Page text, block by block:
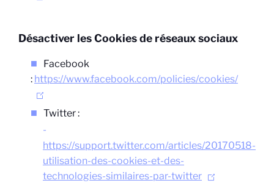
Désactiver les Cookies de réseaux sociaux
Facebook
: https://www.facebook.com/policies/cookies/
Twitter :
https://support.twitter.com/articles/20170518-
utilisation-des-cookies-et-des-
technologies-similaires-par-twitter